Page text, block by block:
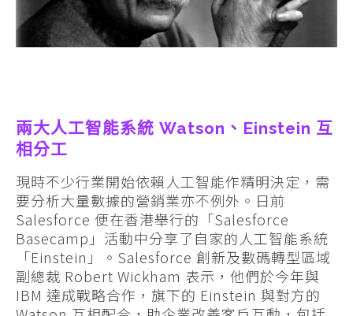
兩大人工智能系統 Watson、Einstein 互
相分工
現時不少行業開始依賴人工智能作精明決定，需
要分析大量數據的營銷業亦不例外。日前
Salesforce 便在香港舉行的「Salesforce
Basecamp」活動中分享了自家的人工智能系統
「Einstein」。Salesforce 創新及數碼轉型區域
副總裁 Robert Wickham 表示，他們於今年與
IBM 達成戰略合作，旗下的 Einstein 與對方的